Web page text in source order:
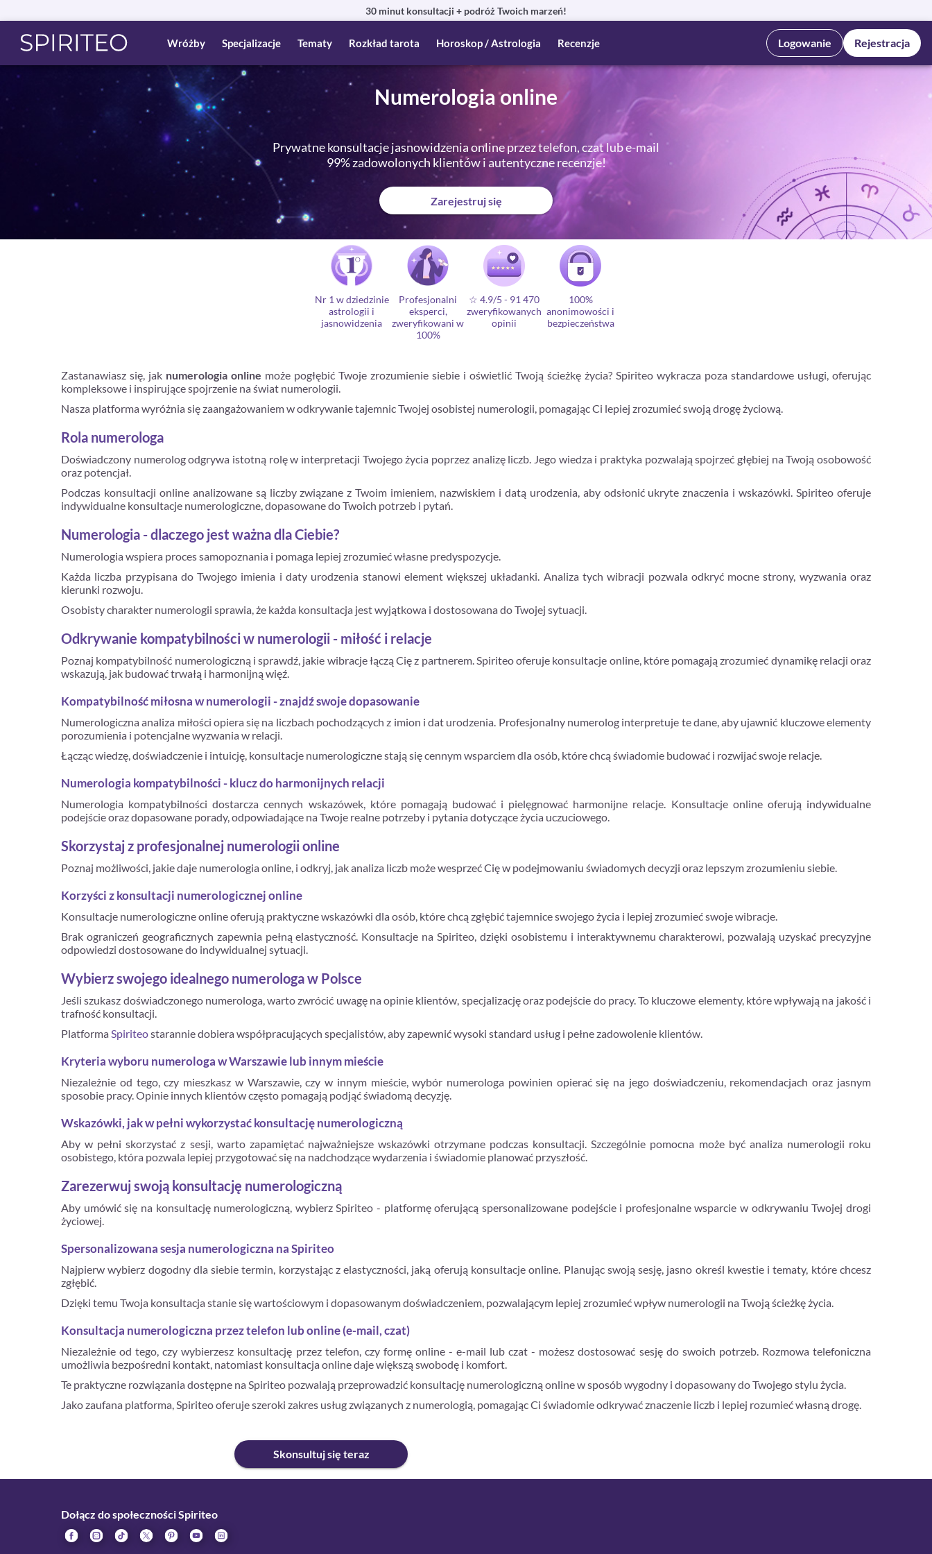
30 minut konsultacji + podróż Twoich marzeń!
Wróżby Specjalizacje Tematy Rozkład tarota Horoskop / Astrologia Recenzje Logowanie Rejestracja
Numerologia online
Prywatne konsultacje jasnowidzenia online przez telefon, czat lub e-mail
99% zadowolonych klientów i autentyczne recenzje!
Zarejestruj się
Nr 1 w dziedzinie
astrologii i
jasnowidzenia
Profesjonalni
eksperci,
zweryfikowani w
100%
☆ 4.9/5 - 91 470
zweryfikowanych
opinii
100%
anonimowości i
bezpieczeństwa
Zastanawiasz się, jak numerologia online może pogłębić Twoje zrozumienie siebie i oświetlić Twoją ścieżkę życia? Spiriteo wykracza poza standardowe usługi, oferując
kompleksowe i inspirujące spojrzenie na świat numerologii.
Nasza platforma wyróżnia się zaangażowaniem w odkrywanie tajemnic Twojej osobistej numerologii, pomagając Ci lepiej zrozumieć swoją drogę życiową.
Rola numerologa
Doświadczony numerolog odgrywa istotną rolę w interpretacji Twojego życia poprzez analizę liczb. Jego wiedza i praktyka pozwalają spojrzeć głębiej na Twoją osobowość
oraz potencjał.
Podczas konsultacji online analizowane są liczby związane z Twoim imieniem, nazwiskiem i datą urodzenia, aby odsłonić ukryte znaczenia i wskazówki. Spiriteo oferuje
indywidualne konsultacje numerologiczne, dopasowane do Twoich potrzeb i pytań.
Numerologia - dlaczego jest ważna dla Ciebie?
Numerologia wspiera proces samopoznania i pomaga lepiej zrozumieć własne predyspozycje.
Każda liczba przypisana do Twojego imienia i daty urodzenia stanowi element większej układanki. Analiza tych wibracji pozwala odkryć mocne strony, wyzwania oraz
kierunki rozwoju.
Osobisty charakter numerologii sprawia, że każda konsultacja jest wyjątkowa i dostosowana do Twojej sytuacji.
Odkrywanie kompatybilności w numerologii - miłość i relacje
Poznaj kompatybilność numerologiczną i sprawdź, jakie wibracje łączą Cię z partnerem. Spiriteo oferuje konsultacje online, które pomagają zrozumieć dynamikę relacji oraz
wskazują, jak budować trwałą i harmonijną więź.
Kompatybilność miłosna w numerologii - znajdź swoje dopasowanie
Numerologiczna analiza miłości opiera się na liczbach pochodzących z imion i dat urodzenia. Profesjonalny numerolog interpretuje te dane, aby ujawnić kluczowe elementy
porozumienia i potencjalne wyzwania w relacji.
Łącząc wiedzę, doświadczenie i intuicję, konsultacje numerologiczne stają się cennym wsparciem dla osób, które chcą świadomie budować i rozwijać swoje relacje.
Numerologia kompatybilności - klucz do harmonijnych relacji
Numerologia kompatybilności dostarcza cennych wskazówek, które pomagają budować i pielęgnować harmonijne relacje. Konsultacje online oferują indywidualne
podejście oraz dopasowane porady, odpowiadające na Twoje realne potrzeby i pytania dotyczące życia uczuciowego.
Skorzystaj z profesjonalnej numerologii online
Poznaj możliwości, jakie daje numerologia online, i odkryj, jak analiza liczb może wesprzeć Cię w podejmowaniu świadomych decyzji oraz lepszym zrozumieniu siebie.
Korzyści z konsultacji numerologicznej online
Konsultacje numerologiczne online oferują praktyczne wskazówki dla osób, które chcą zgłębić tajemnice swojego życia i lepiej zrozumieć swoje wibracje.
Brak ograniczeń geograficznych zapewnia pełną elastyczność. Konsultacje na Spiriteo, dzięki osobistemu i interaktywnemu charakterowi, pozwalają uzyskać precyzyjne
odpowiedzi dostosowane do indywidualnej sytuacji.
Wybierz swojego idealnego numerologa w Polsce
Jeśli szukasz doświadczonego numerologa, warto zwrócić uwagę na opinie klientów, specjalizację oraz podejście do pracy. To kluczowe elementy, które wpływają na jakość i
trafność konsultacji.
Platforma Spiriteostarannie dobiera współpracujących specjalistów, aby zapewnić wysoki standard usług i pełne zadowolenie klientów.
Kryteria wyboru numerologa w Warszawie lub innym mieście
Niezależnie od tego, czy mieszkasz w Warszawie, czy w innym mieście, wybór numerologa powinien opierać się na jego doświadczeniu, rekomendacjach oraz jasnym
sposobie pracy. Opinie innych klientów często pomagają podjąć świadomą decyzję.
Wskazówki, jak w pełni wykorzystać konsultację numerologiczną
Aby w pełni skorzystać z sesji, warto zapamiętać najważniejsze wskazówki otrzymane podczas konsultacji. Szczególnie pomocna może być analiza numerologii roku
osobistego, która pozwala lepiej przygotować się na nadchodzące wydarzenia i świadomie planować przyszłość.
Zarezerwuj swoją konsultację numerologiczną
Aby umówić się na konsultację numerologiczną, wybierz Spiriteo - platformę oferującą spersonalizowane podejście i profesjonalne wsparcie w odkrywaniu Twojej drogi
życiowej.
Spersonalizowana sesja numerologiczna na Spiriteo
Najpierw wybierz dogodny dla siebie termin, korzystając z elastyczności, jaką oferują konsultacje online. Planując swoją sesję, jasno określ kwestie i tematy, które chcesz
zgłębić.
Dzięki temu Twoja konsultacja stanie się wartościowym i dopasowanym doświadczeniem, pozwalającym lepiej zrozumieć wpływ numerologii na Twoją ścieżkę życia.
Konsultacja numerologiczna przez telefon lub online (e-mail, czat)
Niezależnie od tego, czy wybierzesz konsultację przez telefon, czy formę online - e-mail lub czat - możesz dostosować sesję do swoich potrzeb. Rozmowa telefoniczna
umożliwia bezpośredni kontakt, natomiast konsultacja online daje większą swobodę i komfort.
Te praktyczne rozwiązania dostępne na Spiriteo pozwalają przeprowadzić konsultację numerologiczną online w sposób wygodny i dopasowany do Twojego stylu życia.
Jako zaufana platforma, Spiriteo oferuje szeroki zakres usług związanych z numerologią, pomagając Ci świadomie odkrywać znaczenie liczb i lepiej rozumieć własną drogę.
Skonsultuj się teraz
Dołącz do społeczności Spiriteo